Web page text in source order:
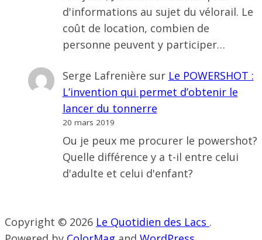
d'informations au sujet du vélorail. Le
coût de location, combien de
personne peuvent y participer…
Serge Lafrenière sur Le POWERSHOT :
L’invention qui permet d’obtenir le
lancer du tonnerre
20 mars 2019
Ou je peux me procurer le powershot?
Quelle différence y a t-il entre celui
d'adulte et celui d'enfant?
Copyright © 2026 Le Quotidien des Lacs .